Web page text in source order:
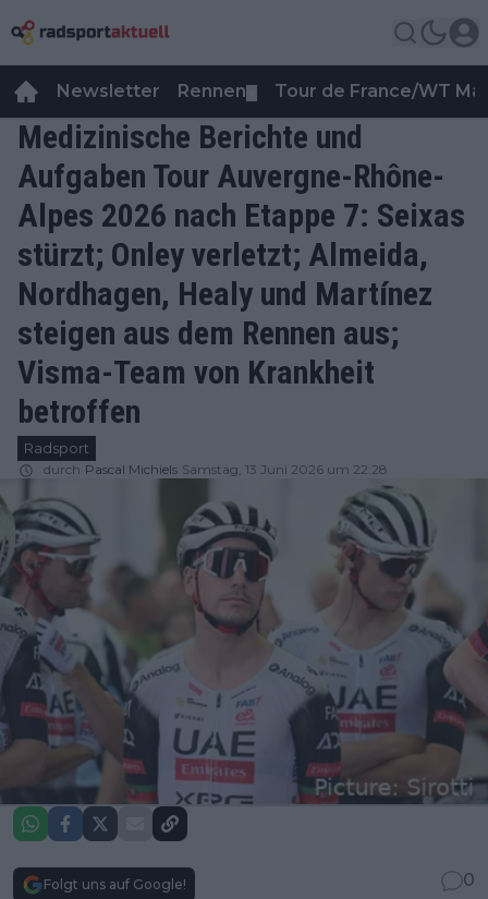
Newsletter Rennen Tour de France/WT
Medizinische Berichte und
Aufgaben Tour Auvergne-Rhône-
Alpes 2026 nach Etappe 7: Seixas
stürzt; Onley verletzt; Almeida,
Nordhagen, Healy und Martínez
steigen aus dem Rennen aus;
Visma-Team von Krankheit
betroffen
Radsport
durch Pascal Michiels Samstag, 13 Juni 2026 um 22:28
Folgt uns auf Google!
0